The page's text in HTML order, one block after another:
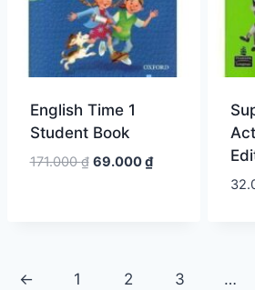
English Time 1
Student Book
171.000₫ Giá
69.000₫Giá
← 1 2 3 …